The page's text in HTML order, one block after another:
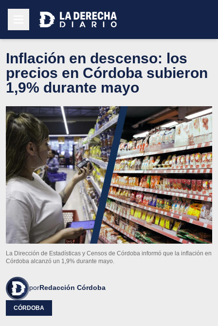
Inflación en descenso: los
precios en Córdoba subieron
1,9% durante mayo
La Dirección de Estadísticas y Censos de Córdoba informó que la inflación en
Córdoba alcanzó un 1,9% durante mayo.
porRedacción Córdoba
CÓRDOBA